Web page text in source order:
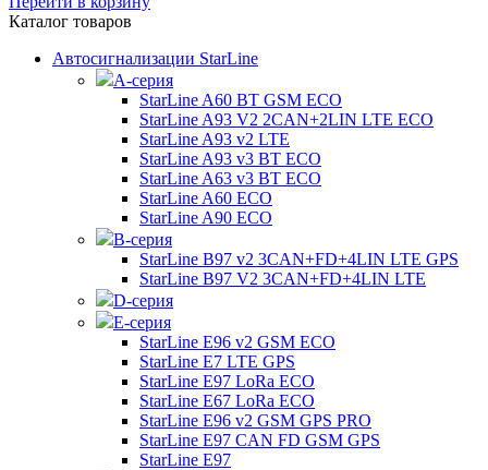
Каталог товаров
Автосигнализации StarLine
А-серия
StarLine A60 BT GSM ECO
StarLine A93 V2 2CAN+2LIN LTE ECO
StarLine A93 v2 LTE
StarLine A93 v3 BT ECO
StarLine A63 v3 BT ECO
StarLine A60 ECO
StarLine A90 ECO
B-серия
StarLine B97 v2 3CAN+FD+4LIN LTE GPS
StarLine B97 V2 3CAN+FD+4LIN LTE
D-серия
E-серия
StarLine E96 v2 GSM ECO
StarLine E7 LTE GPS
StarLine E97 LoRa ECO
StarLine E67 LoRa ECO
StarLine E96 v2 GSM GPS PRO
StarLine E97 CAN FD GSM GPS
StarLine E97